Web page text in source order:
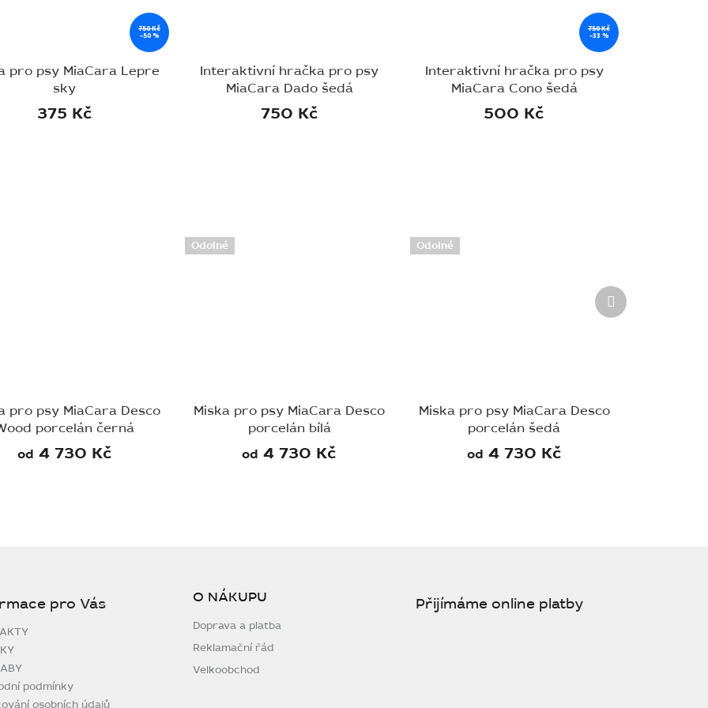
pro psy MiaCara Desco
porcelán černá
od 4 730 Kč
Odolné
Miska pro psy MiaCara Desco
porcelán bílá
od 4 730 Kč
Odolné
Miska pro psy MiaCara Desco
porcelán šedá
od 4 730 Kč
Další
produkt
750 Kč
–50 %
pro psy MiaCara Lepre
sky
375 Kč
Interaktivní hračka pro psy
MiaCara Dado šedá
750 Kč
750 Kč
–33 %
Interaktivní hračka pro psy
MiaCara Cono šedá
500 Kč
pro Vás
podmínky
osobních údajů
O NÁKUPU
Doprava a platba
Reklamační řád
Velkoobchod
Přijímáme online platby